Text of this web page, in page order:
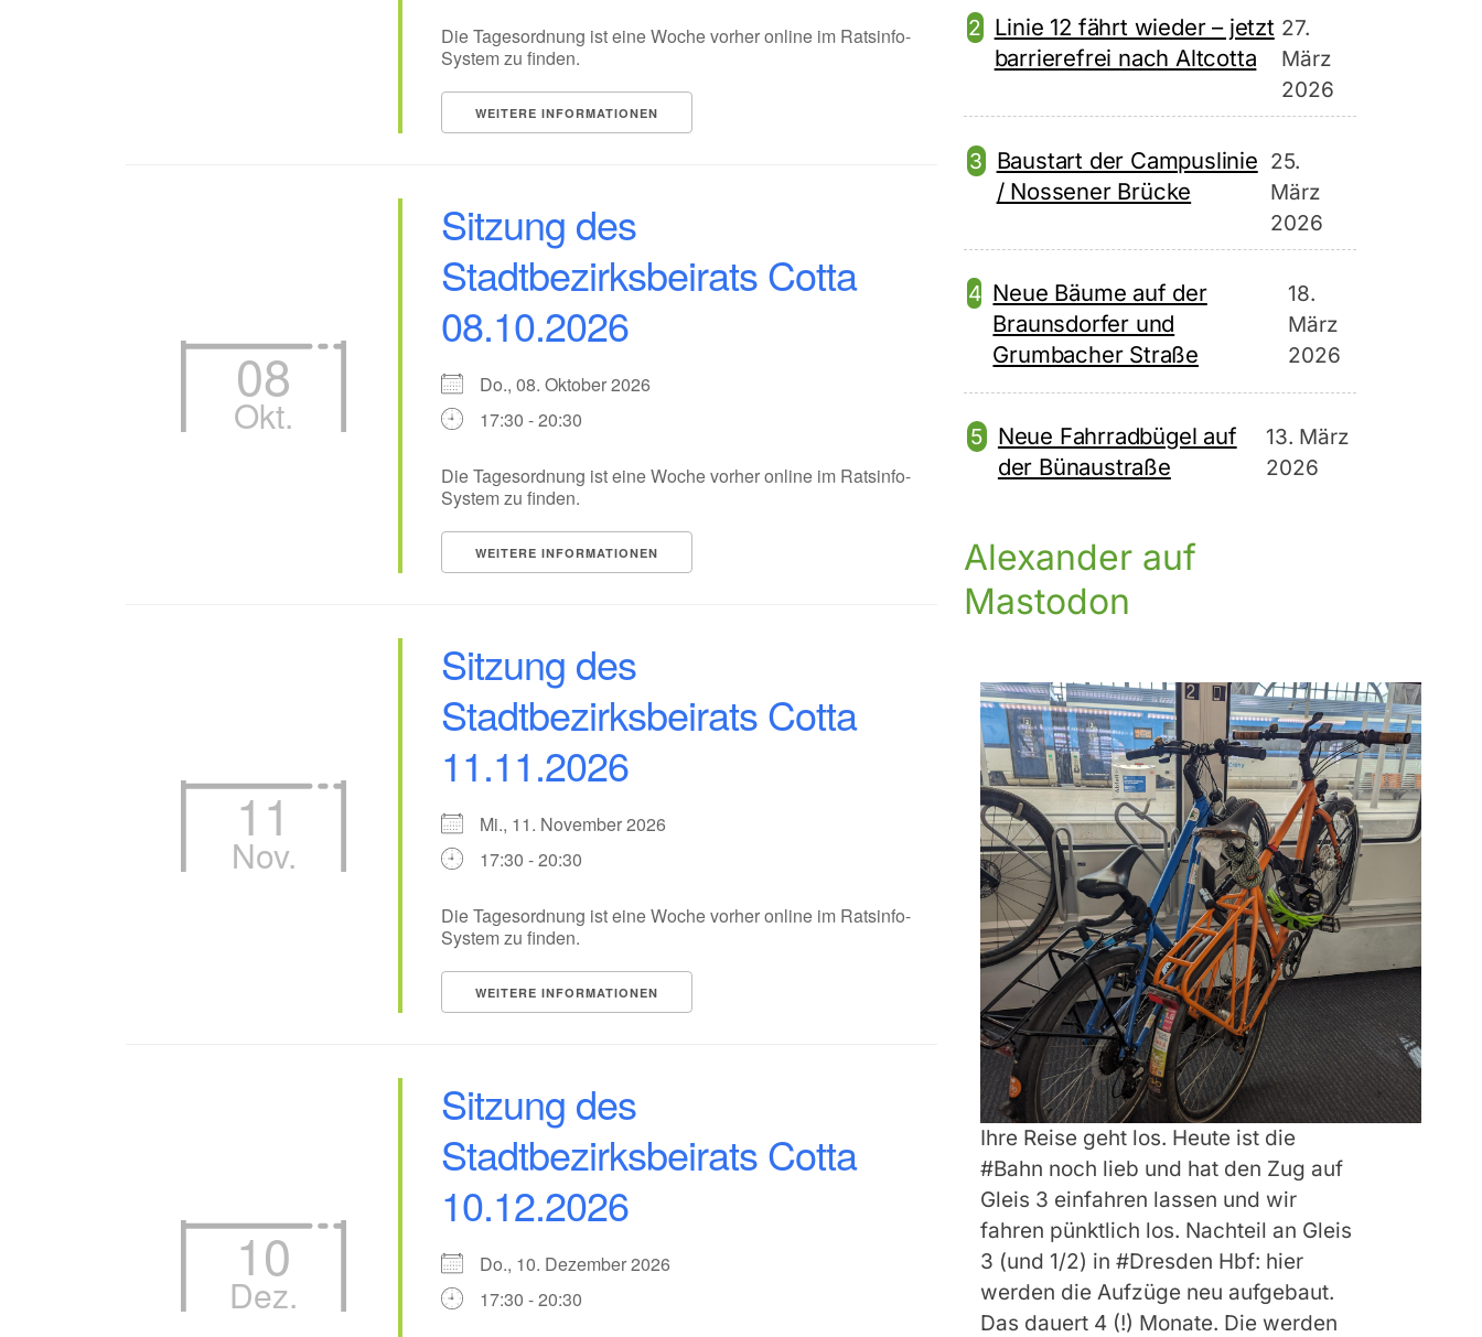
Die Tagesordnung ist eine Woche vorher online im Ratsinfo-
System zu finden.
WEITERE INFORMATIONEN
08
Okt.
Sitzung des
Stadtbezirksbeirats Cotta
08.10.2026
Do., 08. Oktober 2026
17:30 - 20:30
Die Tagesordnung ist eine Woche vorher online im Ratsinfo-
System zu finden.
WEITERE INFORMATIONEN
11
Nov.
Sitzung des
Stadtbezirksbeirats Cotta
11.11.2026
Mi., 11. November 2026
17:30 - 20:30
Die Tagesordnung ist eine Woche vorher online im Ratsinfo-
System zu finden.
WEITERE INFORMATIONEN
10
Dez.
Sitzung des
Stadtbezirksbeirats Cotta
10.12.2026
Do., 10. Dezember 2026
17:30 - 20:30
Linie 12 fährt wieder – jetzt
barrierefrei nach Altcotta
27.
März
2026
Baustart der Campuslinie
/ Nossener Brücke
25.
März
2026
Neue Bäume auf der
Braunsdorfer und
Grumbacher Straße
18.
März
2026
Neue Fahrradbügel auf
der Bünaustraße
13. März
2026
Alexander auf
Mastodon
Ihre Reise geht los. Heute ist die
#Bahn noch lieb und hat den Zug auf
Gleis 3 einfahren lassen und wir
fahren pünktlich los. Nachteil an Gleis
3 (und 1/2) in #Dresden Hbf: hier
werden die Aufzüge neu aufgebaut.
Das dauert 4 (!) Monate. Die werden